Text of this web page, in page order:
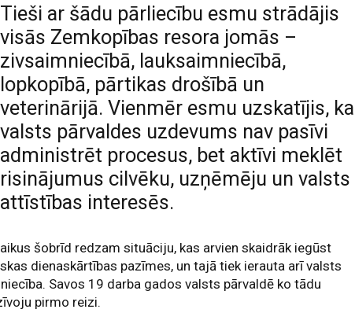
Tieši ar šādu pārliecību esmu strādājis
visās Zemkopības resora jomās –
zivsaimniecībā, lauksaimniecībā,
lopkopībā, pārtikas drošībā un
veterinārijā. Vienmēr esmu uzskatījis, ka
valsts pārvaldes uzdevums nav pasīvi
administrēt procesus, bet aktīvi meklēt
risinājumus cilvēku, uzņēmēju un valsts
attīstības interesēs.
šobrīd redzam situāciju, kas arvien skaidrāk iegūst
dienaskārtības pazīmes, un tajā tiek ierauta arī valsts
Savos 19 darba gados valsts pārvaldē ko tādu
pirmo reizi.